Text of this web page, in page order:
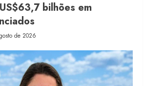
bilhões em
de 2026